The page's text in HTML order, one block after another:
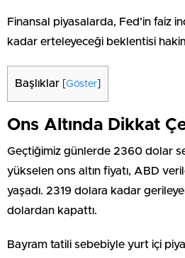
Finansal piyasalarda, Fed’in faiz
kadar erteleyeceği beklentisi
Başlıklar Göster
Ons Altında Dikkat
Geçtiğimiz günlerde 2360 dolar
yükselen ons altın fiyatı, ABD
yaşadı. 2319 dolara kadar
dolardan kapattı.
Bayram tatili sebebiyle yurt içi